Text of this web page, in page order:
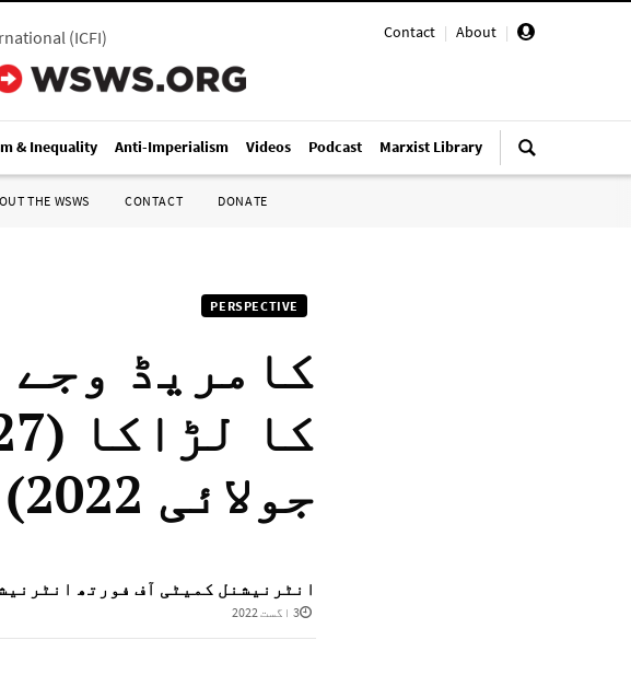
Contact | About |
(ICFI)
& Inequality Anti-Imperialism Videos Podcast Marxist Library
THE WSWS CONTACT DONATE
PERSPECTIVE
کامریڈ
جولائی 2022)
انٹرنیشنل کمیٹی آف فورتھ
3 اگست 2022